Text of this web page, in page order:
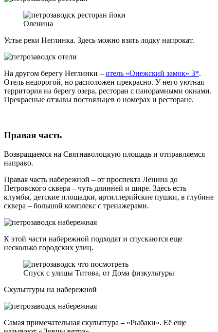
Оленина
Устье реки Неглинка. Здесь можно взять лодку напрокат.
На другом берегу Неглинки – отель «Онежский замок» 3*.
Отель недорогой, но расположен прекрасно. У него уютная
территория на берегу озера, ресторан с панорамными окнами.
Прекрасные отзывы постояльцев о номерах и ресторане.
Правая часть
Возвращаемся на Святнаволоцкую площадь и отправляемся
направо.
Правая часть набережной – от проспекта Ленина до
Петровского сквера – чуть длинней и шире. Здесь есть
клумбы, детские площадки, артиллерийские пушки, в глубине
сквера – большой комплекс с тренажерами.
К этой части набережной подходят и спускаются еще
несколько городских улиц.
Спуск с улицы Титова, от Дома физкультуры
Скульптуры на набережной
Самая примечательная скульптура – «Рыбаки». Её еще